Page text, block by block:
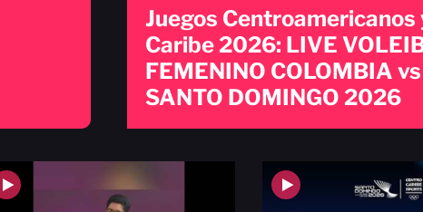
Juegos Centroamericanos
Caribe 2026: LIVE
FEMENINO COLOMBIA
SANTO DOMINGO 2026